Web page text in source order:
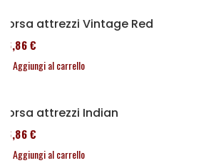
Borsa attrezzi Vintage Red
76,86 €
Aggiungi al carrello
Borsa attrezzi Indian
76,86 €
Aggiungi al carrello